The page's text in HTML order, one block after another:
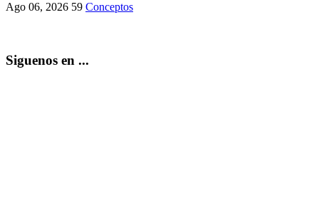
Ago 06, 2026 59 Conceptos
Siguenos en ...